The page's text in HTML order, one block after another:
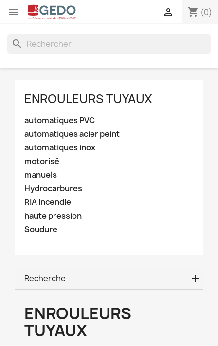
 shopping_cart (0)

search
ENROULEURS TUYAUX
automatiques PVC
automatiques acier peint
automatiques inox
motorisé
manuels
Hydrocarbures
RIA Incendie
haute pression
Soudure
Recherche
ENROULEURS
TUYAUX